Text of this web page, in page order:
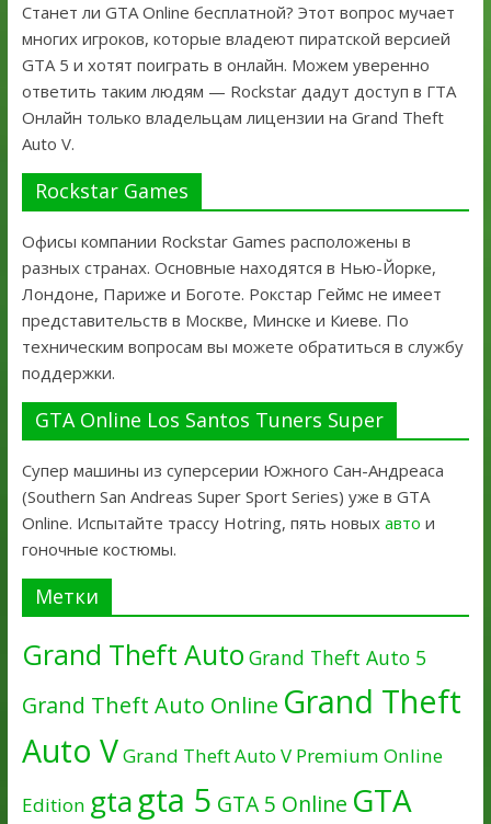
Станет ли GTA Online бесплатной? Этот вопрос мучает
многих игроков, которые владеют пиратской версией
GTA 5 и хотят поиграть в онлайн. Можем уверенно
ответить таким людям — Rockstar дадут доступ в ГТА
Онлайн только владельцам лицензии на Grand Theft
Auto V.
Rockstar Games
Офисы компании Rockstar Games расположены в
разных странах. Основные находятся в Нью-Йорке,
Лондоне, Париже и Боготе. Рокстар Геймс не имеет
представительств в Москве, Минске и Киеве. По
техническим вопросам вы можете обратиться в службу
поддержки.
GTA Online Los Santos Tuners Super
Супер машины из суперсерии Южного Сан-Андреаса
(Southern San Andreas Super Sport Series) уже в GTA
Online. Испытайте трассу Hotring, пять новых авто и
гоночные костюмы.
Метки
Grand Theft Auto Grand Theft Auto 5
Grand Theft Auto Online Grand Theft
Auto VGrand Theft Auto V Premium Online
Edition gtagta 5 GTA 5 Online GTA